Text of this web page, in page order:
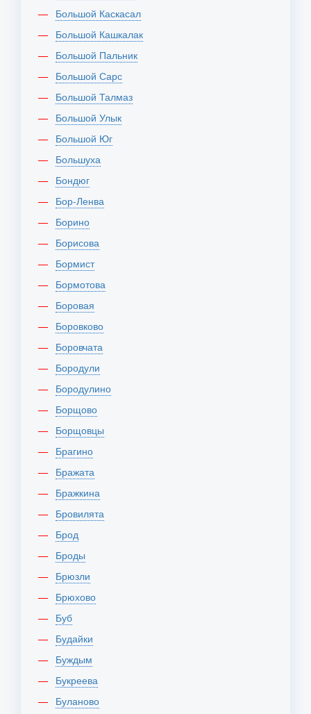
Большой Каскасал
Большой Кашкалак
Большой Пальник
Большой Сарс
Большой Талмаз
Большой Улык
Большой Юг
Большуха
Бондюг
Бор-Ленва
Борино
Борисова
Бормист
Бормотова
Боровая
Боровково
Боровчата
Бородули
Бородулино
Борщово
Борщовцы
Брагино
Бражата
Бражкина
Бровилята
Брод
Броды
Брюзли
Брюхово
Буб
Будайки
Буждым
Букреева
Буланово